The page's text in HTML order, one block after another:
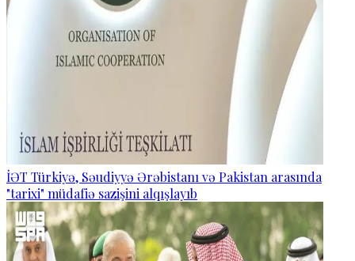
İƏT Türkiyə, Səudiyyə Ərəbistanı və Pakistan arasında
"tarixi" müdafiə sazişini alqışlayıb